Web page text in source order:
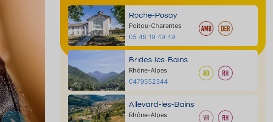
Roche-Posay
Poitou-Charentes
05 49 19 49 49
Brides-les-Bains
Rhône-Alpes
0479552344
Allevard-les-Bains
Rhône-Alpes